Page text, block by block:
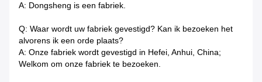
A: Dongsheng is een fabriek.
Q: Waar wordt uw fabriek gevestigd? Kan ik bezoeken het
alvorens ik een orde plaats?
A: Onze fabriek wordt gevestigd in Hefei, Anhui, China;
Welkom om onze fabriek te bezoeken.